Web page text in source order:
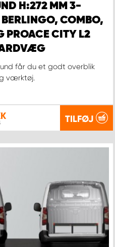
H:272 MM 3-
BERLINGO, COMBO,
PROACE CITY L2
får du et godt overblik
værktøj.
TILFØJ